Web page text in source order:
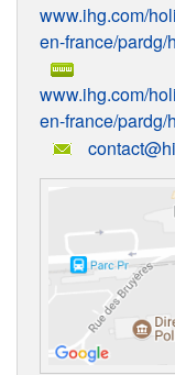
www.ihg.com/
en-france/pardg/
www.ihg.com/
en-france/pardg/